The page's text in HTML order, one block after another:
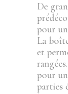
De
pour
La
et
pour
parties